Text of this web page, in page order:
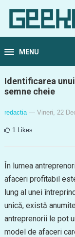
MENU
Identificarea
semne cheie
redactia — Vineri, 22
1 Likes
În lumea
afaceri profitabil
lung al unei
unică, există
antreprenorii le pot
model de afaceri